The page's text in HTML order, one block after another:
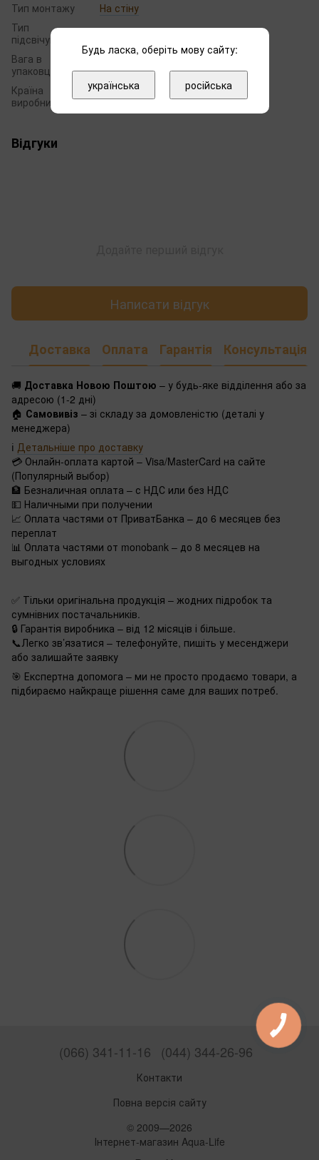
Тип монтажу
На стіну
Тип
підсвічування
Вага в
упаковці, кг
Країна
виробник
Іспанія
Відгуки
Написати відгук
Доставка Оплата Гарантія Консультація
🚚 Доставка Новою Поштою – у будь-яке відділення або за
адресою (1-2 дні)
🏠 Самовивіз – зі складу за домовленістю (деталі у
менеджера)
ℹ️ Детальніше про доставку
💳 Онлайн-оплата картой – Visa/MasterCard на сайте
(Популярный выбор)
🏦 Безналичная оплата – с НДС или без НДС
💵 Наличными при получении
📈 Оплата частями от ПриватБанка – до 6 месяцев без
переплат
📊 Оплата частями от monobank – до 8 месяцев на
выгодных условиях
✅ Тільки оригінальна продукція – жодних підробок та
сумнівних постачальників.
🔒 Гарантія виробника – від 12 місяців і більше.
📞Легко зв’язатися – телефонуйте, пишіть у месенджери
або залишайте заявку
🎯 Експертна допомога – ми не просто продаємо товари, а
підбираємо найкраще рішення саме для ваших потреб.
(066) 341-11-16 (044) 344-26-96
Контакти
Повна версія сайту
© 2009—2026
Інтернет-магазин Aqua-Life
Будь ласка, оберіть мову сайту:
українська російська